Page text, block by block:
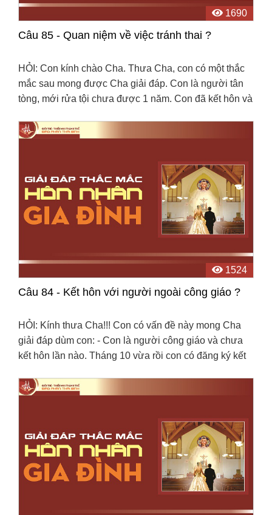
1690
Câu 85 - Quan niệm về việc tránh thai ?
HỎI: Con kính chào Cha. Thưa Cha, con có một thắc
mắc sau mong được Cha giải đáp. Con là người tân
tòng, mới rửa tội chưa được 1 năm. Con đã kết hôn và
1524
Câu 84 - Kết hôn với người ngoài công giáo ?
HỎI: Kính thưa Cha!!! Con có vấn đề này mong Cha
giải đáp dùm con: - Con là người công giáo và chưa
kết hôn lần nào. Tháng 10 vừa rồi con có đăng ký kết